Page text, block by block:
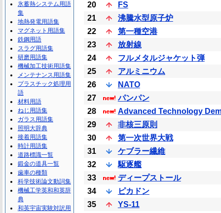
20
FS
21
沸騰水型原子炉
22
第一種空港
23
放射線
24
フルメタルジャケット弾
25
アルミニウム
26
NATO
27
パンパン
28
Advanced Technology
29
非核三原則
30
第一次世界大戦
31
ケブラー繊維
32
駆逐艦
33
ディープストール
34
ピカドン
35
YS-11
氷蓄熱システム用語
集
地熱発電用語集
マグネット用語集
鉄鋼用語
スラグ用語集
研磨用語集
機械加工技術用語集
メンテナンス用語集
プラスチック処理用
語
材料用語
ねじ用語集
ガラス用語集
照明大辞典
接着用語集
時計用語集
道路標識一覧
鍛金の道具一覧
歯車の種類
科学技術論文動詞集
機械工学英和和英辞
典
和英宇宙実験対訳用